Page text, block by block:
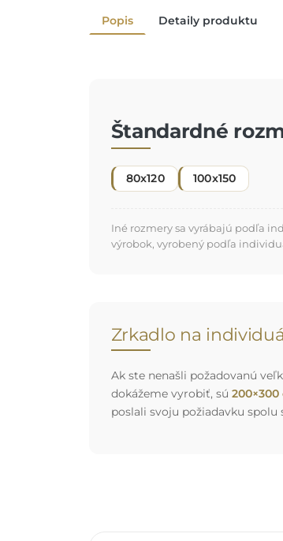
Popis Detaily produktu
Štandardné
80x120 100x150
Iné rozmery sa vyrábajú podľa
výrobok, vyrobený podľa
Zrkadlo na
Ak ste nenašli požadovanú
dokážeme vyrobiť, sú 200×300
poslali svoju požiadavku